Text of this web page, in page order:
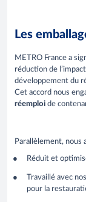
Les
METRO France a
réduction de
développement du
Cet accord nous
réemploi de
Parallèlement, nous
Réduit et
Travaillé avec
pour la